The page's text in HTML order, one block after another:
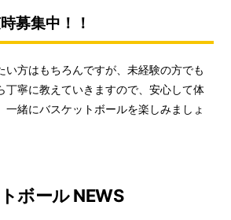
募集中！！
い方はもちろんですが、未経験の方でも
丁寧に教えていきますので、安心して体
一緒にバスケットボールを楽しみましょ
ボール NEWS